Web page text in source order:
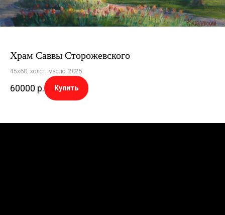
Храм Саввы Сторожевского
45х60, холст, масло, 2025
60000 р. Купить